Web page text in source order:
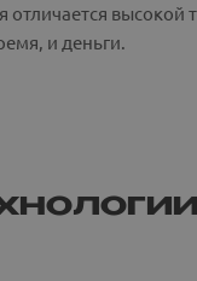
отличается высокой
и деньги.